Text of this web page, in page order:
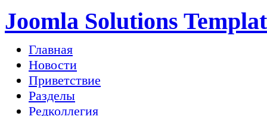
Joomla Solutions
Главная
Новости
Приветствие
Разделы
Редколлегия